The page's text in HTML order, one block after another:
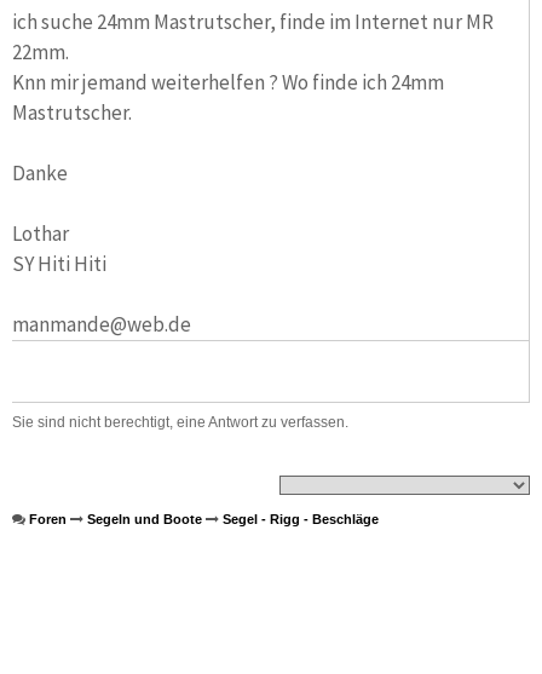
ich suche 24mm Mastrutscher, finde im Internet nur MR
22mm.
Knn mir jemand weiterhelfen ? Wo finde ich 24mm
Mastrutscher.
Danke
Lothar
SY Hiti Hiti
manmande@web.de
Sie sind nicht berechtigt, eine Antwort zu verfassen.
Foren Segeln und Boote Segel - Rigg - Beschläge